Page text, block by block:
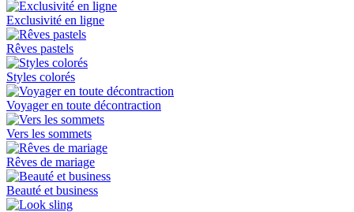
Exclusivité en ligne
Rêves pastels
Styles colorés
Voyager en toute décontraction
Vers les sommets
Rêves de mariage
Beauté et business